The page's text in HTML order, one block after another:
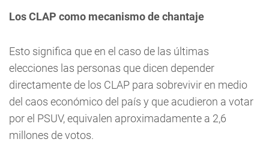
Los CLAP como mecanismo de chantaje
Esto significa que en el caso de las últimas
elecciones las personas que dicen depender
directamente de los CLAP para sobrevivir en medio
del caos económico del país y que acudieron a votar
por el PSUV, equivalen aproximadamente a 2,6
millones de votos.